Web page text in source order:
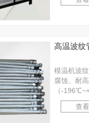
并能提供
高温波纹
模温机波
腐蚀、耐
（-
重量轻、
性好。不
查